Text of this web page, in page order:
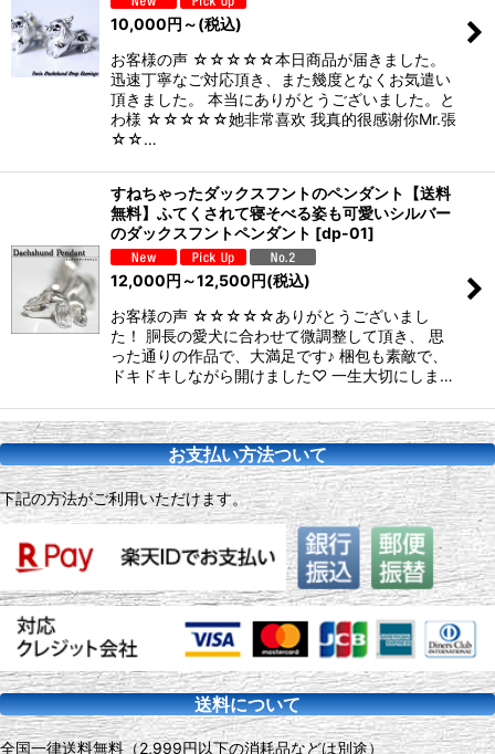
10,000円 ～(税込)
お客様の声 ☆☆☆☆☆本日商品が届きました。
迅速丁寧なご対応頂き、また幾度となくお気遣い
頂きました。 本当にありがとうございました。と
わ様 ☆☆☆☆☆她非常喜欢 我真的很感谢你Mr.張
☆☆…
すねちゃったダックスフントのペンダント【送料
無料】ふてくされて寝そべる姿も可愛いシルバー
のダックスフントペンダント [dp-01]
12,000円 ～12,500円(税込)
お客様の声 ☆☆☆☆☆ありがとうございまし
た！ 胴長の愛犬に合わせて微調整して頂き、 思
った通りの作品で、大満足です♪ 梱包も素敵で、
ドキドキしながら開けました♡ 一生大切にしま…
お支払い方法ついて
下記の方法がご利用いただけます。
送料について
全国一律送料無料（2,999円以下の消耗品などは別途）